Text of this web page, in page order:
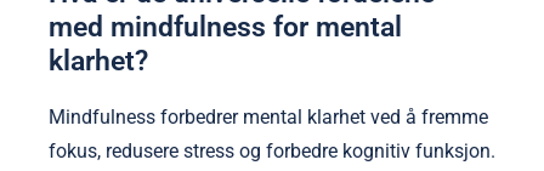
med mindfulness for mental
klarhet?
Mindfulness forbedrer mental klarhet ved å fremme
fokus, redusere stress og forbedre kognitiv funksjon.